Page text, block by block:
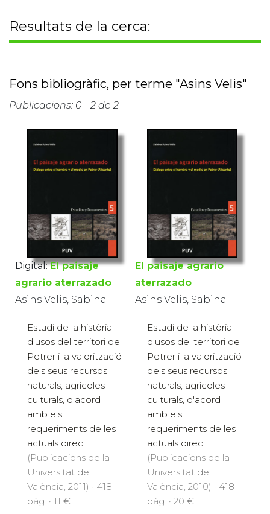
Resultats de la cerca:
Fons bibliogràfic, per terme "Asins Velis"
Publicacions: 0 - 2 de 2
Digital: El paisaje
agrario aterrazado
Asins Velis, Sabina
Estudi de la història
d'usos del territori de
Petrer i la valorització
dels seus recursos
naturals, agrícoles i
culturals, d'acord
amb els
requeriments de les
actuals direc...
(Publicacions de la
Universitat de
València, 2011) · 418
pàg. · 11 €
El paisaje agrario
aterrazado
Asins Velis, Sabina
Estudi de la història
d'usos del territori de
Petrer i la valorització
dels seus recursos
naturals, agrícoles i
culturals, d'acord
amb els
requeriments de les
actuals direc...
(Publicacions de la
Universitat de
València, 2010) · 418
pàg. · 20 €